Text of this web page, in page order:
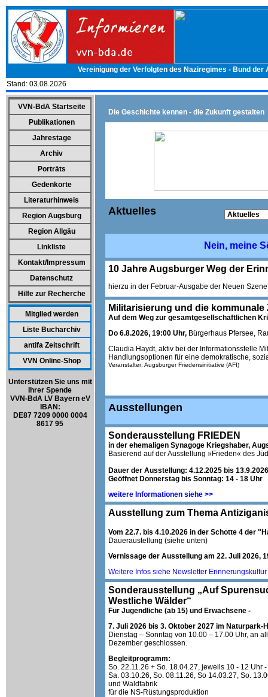
Vereinigung der Verfolgten des Naziregimes - Bund
Stand: 03.08.2026
VVN-BdA Startseite
Publikationen
Jahrestage
Archiv
Porträts
Gedenkorte
Literaturhinweis
Region Augsburg
Region Allgäu
Linkliste
Kontakt/Impressum
Datenschutz
Hilfe zur Recherche
Mitglied werden
Liste Bucharchiv
antifa Zeitschrift
VVN Online-Shop
Unterstützen Sie uns mit
Ihrer Spende
VVN-BdA LV Bayern eV
IBAN:
DE87 7209 0000 0004
8617 95
Die Geschichte kennen - die Zukunft gestalten
Aktuelles
Nein, meine
10 Jahre Augsburger Weg der
hierzu in der Februar-Ausgabe der Neuen
Militarisierung und die kommunale
Auf dem Weg zur gesamtgesellschaftlichen
Do 6.8.2026, 19:00 Uhr, Bürgerhaus Pfersee,
Claudia Haydt, aktiv bei der Informationsstelle
Handlungsoptionen für eine demokratische,
Veranstalter: Augsburger Friedensinitiative (AFI)
Ausstellungen
Sonderausstellung FRIEDEN
in der ehemaligen Synagoge Kriegshaber,
Basierend auf der Ausstellung »Frieden« des
Dauer der Ausstellung: 4.12.2025 bis 13.9.2026
Geöffnet Donnerstag bis Sonntag: 14 - 18 Uhr
weitere Informationen siehe >>
Ausstellung zum Thema
Vom 22.7. bis 4.10.2026 in der Schotte 4 der
Daueraustellung (siehe unten)
Vernissage der Ausstellung am 22. Juli 2026,
Weitere Infos siehe Newsletter
Sonderausstellung „Auf
Westliche Wälder“
Für Jugendliche (ab 15) und Erwachsene -
7. Juli 2026 bis 3. Oktober 2027 im Naturpark-
Dienstag – Sonntag von 10.00 – 17.00 Uhr, an
Dezember geschlossen.
Begleitprogramm:
So. 22.11.26 + So. 18.04.27, jeweils 10 - 12
Sa. 03.10.26, So. 08.11.26, So 14.03.27, So.
und Waldfabrik
für die NS-Rüstungsproduktion